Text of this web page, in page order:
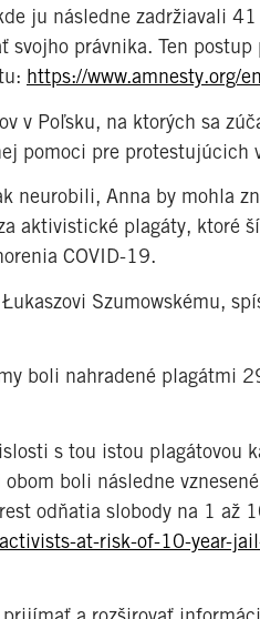
ju následne zadržiavali
právnika. Ten
https://www.amnesty.org/
v Poľsku, na ktorých sa
pomoci pre protestujúcich
neurobili, Anna by mohla
aktivistické plagáty, ktoré
COVID-19.
Szumowskému,
boli nahradené plagátmi
s tou istou plagátovou
boli následne
odňatia slobody na 1 až
at-risk-of-10-year-